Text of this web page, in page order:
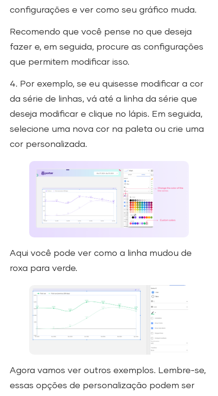
configurações e ver como seu gráfico muda.
Recomendo que você pense no que deseja
fazer e, em seguida, procure as configurações
que permitem modificar isso.
4. Por exemplo, se eu quisesse modificar a cor
da série de linhas, vá até a linha da série que
deseja modificar e clique no lápis. Em seguida,
selecione uma nova cor na paleta ou crie uma
cor personalizada.
Aqui você pode ver como a linha mudou de
roxa para verde.
Agora vamos ver outros exemplos. Lembre-se,
essas opções de personalização podem ser